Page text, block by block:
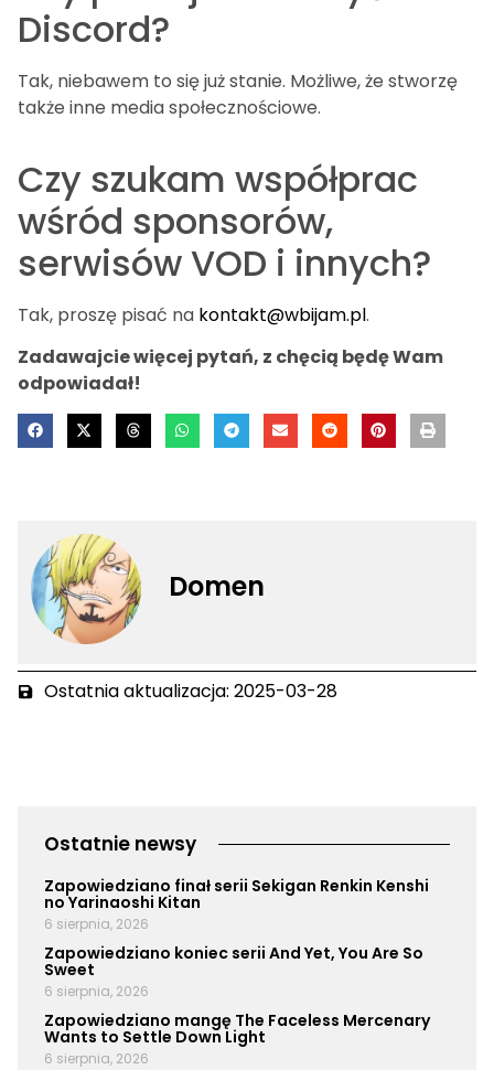
Discord?
Tak, niebawem to się już stanie. Możliwe, że stworzę
także inne media społecznościowe.
Czy szukam współprac
wśród sponsorów,
serwisów VOD i innych?
Tak, proszę pisać na kontakt@wbijam.pl.
Zadawajcie więcej pytań, z chęcią będę Wam
odpowiadał!
Domen
Ostatnia aktualizacja: 2025-03-28
Ostatnie newsy
Zapowiedziano finał serii Sekigan Renkin Kenshi
no Yarinaoshi Kitan
6 sierpnia, 2026
Zapowiedziano koniec serii And Yet, You Are So
Sweet
6 sierpnia, 2026
Zapowiedziano mangę The Faceless Mercenary
Wants to Settle Down Light
6 sierpnia, 2026